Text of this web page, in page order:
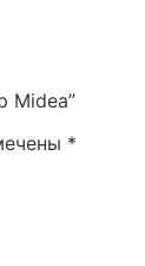
Midea”
*